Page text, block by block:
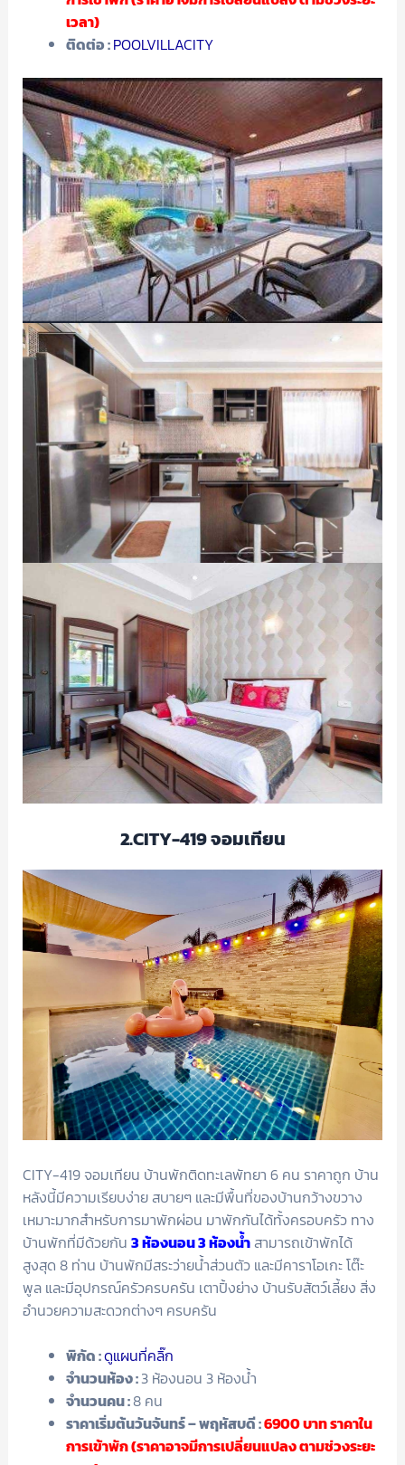
เวลา)
ติดต่อ :POOLVILLACITY
2.CITY-419 จอมเทียน
CITY-419 จอมเทียน บ้านพักติดทะเลพัทยา 6 คน ราคาถูก บ้าน
หลังนี้มีความเรียบง่าย สบายๆ และมีพื้นที่ของบ้านกว้างขวาง
เหมาะมากสำหรับการมาพักผ่อน มาพักกันได้ทั้งครอบครัว ทาง
บ้านพักที่มีด้วยกัน 3 ห้องนอน 3 ห้องน้ำสามารถเข้าพักได้
สูงสุด 8 ท่าน บ้านพักมีสระว่ายน้ำส่วนตัว และมีคาราโอเกะ โต๊ะ
พูล และมีอุปกรณ์ครัวครบครัน เตาปิ้งย่าง บ้านรับสัตว์เลี้ยง สิ่ง
อำนวยความสะดวกต่างๆ ครบครัน
พิกัด :ดูแผนที่คลิ๊ก
จำนวนห้อง :3 ห้องนอน 3 ห้องน้ำ
จำนวนคน :8 คน
ราคาเริ่มต้นวันจันทร์ – พฤหัสบดี :6900บาท ราคาใน
การเข้าพัก (ราคาอาจมีการเปลี่ยนแปลง ตามช่วงระยะ